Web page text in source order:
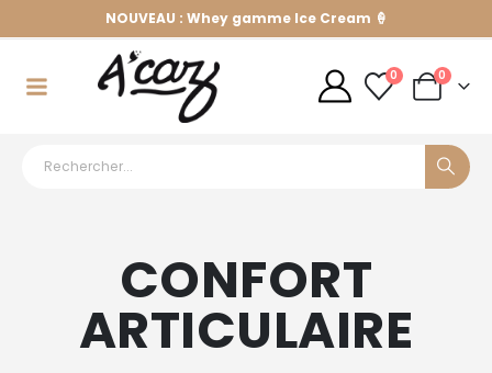
NOUVEAU : Whey gamme Ice Cream 🍦
0 0
CONFORT
ARTICULAIRE